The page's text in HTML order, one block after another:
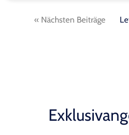
« Nächsten Beiträge